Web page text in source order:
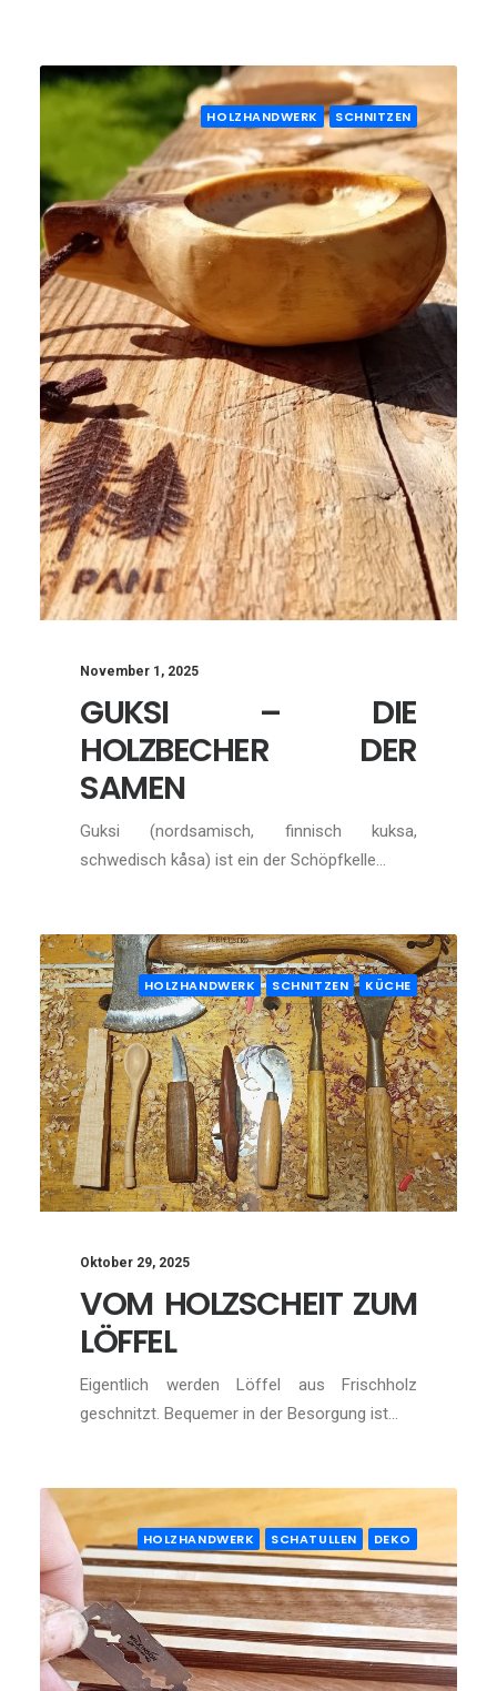
HOLZHANDWERK SCHNITZEN
November 1, 2025
GUKSI – DIE
HOLZBECHER DER
SAMEN
Guksi (nordsamisch, finnisch kuksa,
schwedisch kåsa) ist ein der Schöpfkelle…
HOLZHANDWERK SCHNITZEN KÜCHE
Oktober 29, 2025
VOM HOLZSCHEIT ZUM
LÖFFEL
Eigentlich werden Löffel aus Frischholz
geschnitzt. Bequemer in der Besorgung ist…
HOLZHANDWERK SCHATULLEN DEKO